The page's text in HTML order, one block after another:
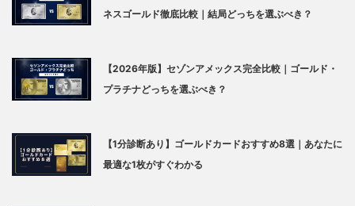
ネスゴールド徹底比較｜結局どっちを選ぶべき？
【2026年版】セゾンアメックス完全比較｜ゴールド・
プラチナどっちを選ぶべき？
【1分診断あり】ゴールドカードおすすめ8選｜あなたに
最適な1枚がすぐわかる